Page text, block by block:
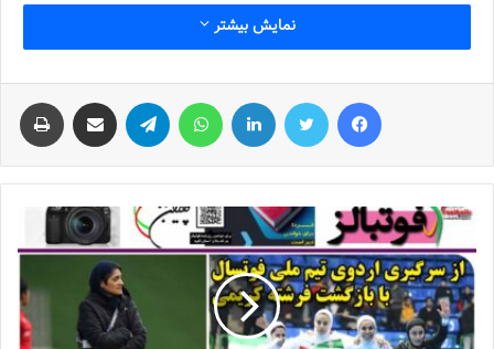
مقابل ازبکستان تمرکز نداشتیم
وی در مورد باخت تاریخی تیم ملی ایران برابر ازبکستان و فرصت ندادن
به بازیکن‌های جوان گفت: در بازی اول مقابل ازبکستان که یک تیم کاملا
فوتبالی بود به دلیل خستگی و کف پوش متفاوت سالن مسابقه از یک
طرف و حمله‌های مکرر تیم حریف که مرتبا در جریان بازی به بازیکنان ما
تنه می‌زدند و پیراهن بازیکنان را می‌کشیدن (مطابق آنچه که در فوتبال
مرسوم است) و از آنجایی که این مسابقات دوستانه هم بود داورها از
گرفتن خطا چشم پوشی می‌کردند و همین مسئله باعث عصبانیت و
خشم بازیکنان ما می‌شد و آنها تمرکزشان را از دست می‌دادند به همین
دلیل ما از بازیکن‌های با تجربه استفاده کردیم.
عملکرد بازیکن‌های جوان خوب بود
نمایش بیشتر